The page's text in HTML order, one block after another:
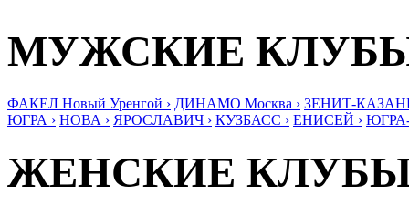
МУЖСКИЕ
ФАКЕЛ Новый Уренгой › ДИНАМО Москва › ЗЕНИТ-
ЮГРА › НОВА › ЯРОСЛАВИЧ › КУЗБАСС › ЕНИСЕЙ ›
ЖЕНСКИЕ